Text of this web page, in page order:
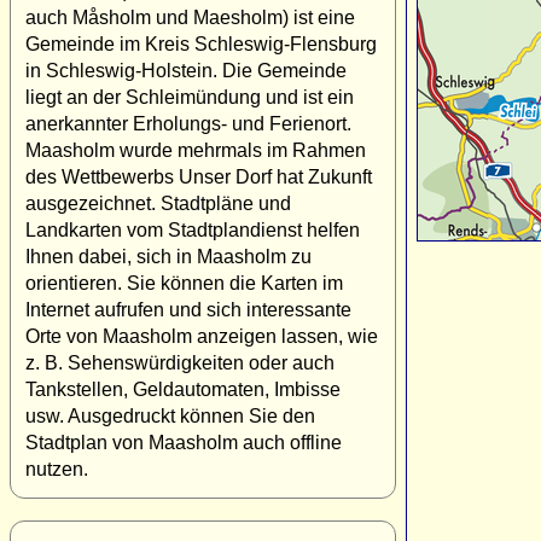
auch Måsholm und Maesholm) ist eine
Gemeinde im Kreis Schleswig-Flensburg
in Schleswig-Holstein. Die Gemeinde
liegt an der Schleimündung und ist ein
anerkannter Erholungs- und Ferienort.
Maasholm wurde mehrmals im Rahmen
des Wettbewerbs Unser Dorf hat Zukunft
ausgezeichnet. Stadtpläne und
Landkarten vom Stadtplandienst helfen
Ihnen dabei, sich in Maasholm zu
orientieren. Sie können die Karten im
Internet aufrufen und sich interessante
Orte von Maasholm anzeigen lassen, wie
z. B. Sehenswürdigkeiten oder auch
Tankstellen, Geldautomaten, Imbisse
usw. Ausgedruckt können Sie den
Stadtplan von Maasholm auch offline
nutzen.